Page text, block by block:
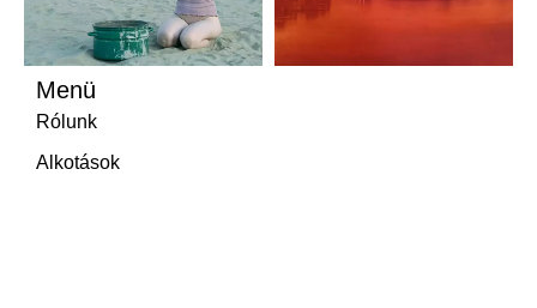
Menü
Rólunk
Alkotások